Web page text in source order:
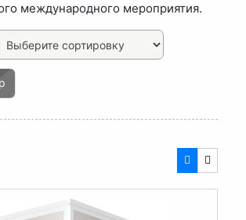
международного мероприятия.